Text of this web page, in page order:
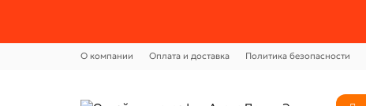
О компании Оплата и доставка Политика безопасности